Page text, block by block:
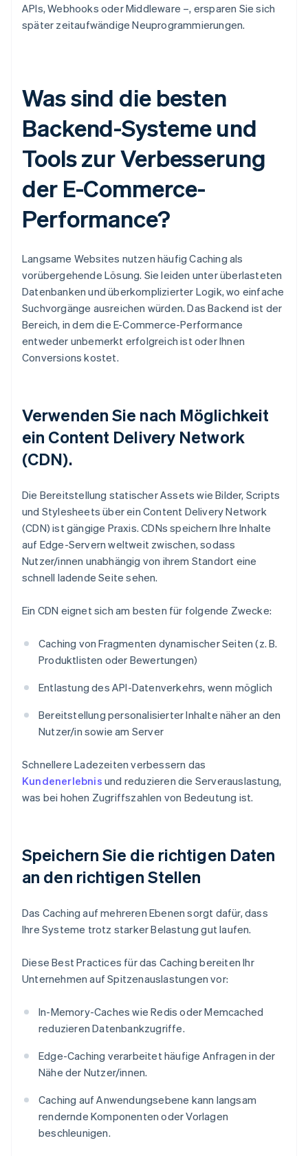
APIs, Webhooks oder Middleware –, ersparen Sie sich
später zeitaufwändige Neuprogrammierungen.
Was sind die besten
Backend-Systeme und
Tools zur Verbesserung
der E-Commerce-
Performance?
Langsame Websites nutzen häufig Caching als
vorübergehende Lösung. Sie leiden unter überlasteten
Datenbanken und überkomplizierter Logik, wo einfache
Suchvorgänge ausreichen würden. Das Backend ist der
Bereich, in dem die E-Commerce-Performance
entweder unbemerkt erfolgreich ist oder Ihnen
Conversions kostet.
Verwenden Sie nach Möglichkeit
ein Content Delivery Network
(CDN).
Die Bereitstellung statischer Assets wie Bilder, Scripts
und Stylesheets über ein Content Delivery Network
(CDN) ist gängige Praxis. CDNs speichern Ihre Inhalte
auf Edge-Servern weltweit zwischen, sodass
Nutzer/innen unabhängig von ihrem Standort eine
schnell ladende Seite sehen.
Ein CDN eignet sich am besten für folgende Zwecke:
Caching von Fragmenten dynamischer Seiten (z. B.
Produktlisten oder Bewertungen)
Entlastung des API-Datenverkehrs, wenn möglich
Bereitstellung personalisierter Inhalte näher an den
Nutzer/in sowie am Server
Schnellere Ladezeiten verbessern das
Kundenerlebnis und reduzieren die Serverauslastung,
was bei hohen Zugriffszahlen von Bedeutung ist.
Speichern Sie die richtigen Daten
an den richtigen Stellen
Das Caching auf mehreren Ebenen sorgt dafür, dass
Ihre Systeme trotz starker Belastung gut laufen.
Diese Best Practices für das Caching bereiten Ihr
Unternehmen auf Spitzenauslastungen vor:
In-Memory-Caches wie Redis oder Memcached
reduzieren Datenbankzugriffe.
Edge-Caching verarbeitet häufige Anfragen in der
Nähe der Nutzer/innen.
Caching auf Anwendungsebene kann langsam
rendernde Komponenten oder Vorlagen
beschleunigen.